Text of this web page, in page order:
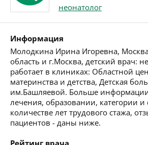
неонатолог
Информация
Молодкина Ирина Игоревна,
область и г.Москва, детский врач:
работает в клиниках: Областной
материнства и детства, Детская
им.Башляевой. Больше
лечения, образовании, категории и
количестве лет трудового стажа,
пациентов - даны ниже.
Рейтинг врача